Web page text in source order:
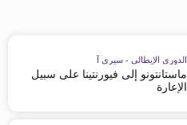
الدوري الإيطالي - سيري آ
ماستانتونو إلى فيورنتينا على سبيل
الإعارة